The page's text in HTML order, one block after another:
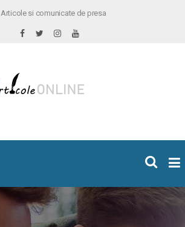
Articole si comunicate de presa